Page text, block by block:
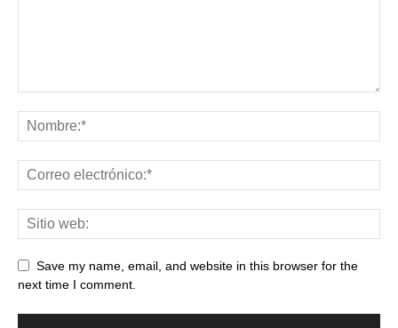
Save my name, email, and website in this browser for the
next time I comment.